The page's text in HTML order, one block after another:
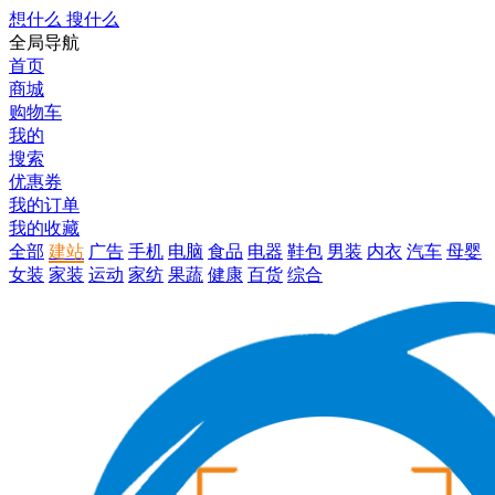
想什么 搜什么
全局导航
首页
商城
购物车
我的
搜索
优惠券
我的订单
我的收藏
全部 建站 广告 手机 电脑 食品 电器 鞋包 男装 内衣 汽车 母婴
女装 家装 运动 家纺 果蔬 健康 百货 综合